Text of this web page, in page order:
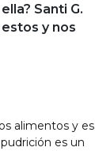
Santi G.
y nos
alimentos y es
es un